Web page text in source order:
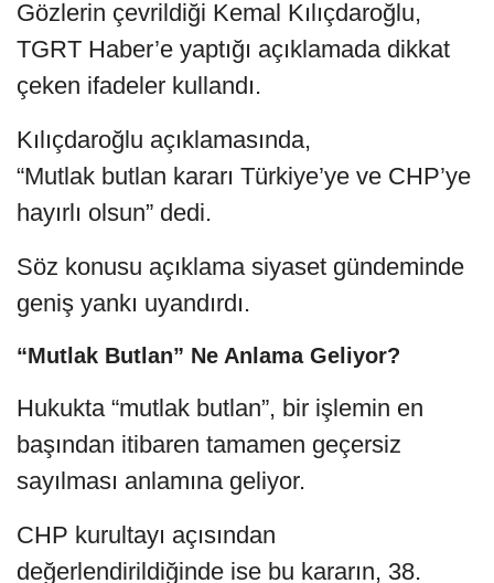
Gözlerin çevrildiği Kemal Kılıçdaroğlu,
TGRT Haber’e yaptığı açıklamada dikkat
çeken ifadeler kullandı.
Kılıçdaroğlu açıklamasında,
“Mutlak butlan kararı Türkiye’ye ve CHP’ye
hayırlı olsun” dedi.
Söz konusu açıklama siyaset gündeminde
geniş yankı uyandırdı.
“Mutlak Butlan” Ne Anlama Geliyor?
Hukukta “mutlak butlan”, bir işlemin en
başından itibaren tamamen geçersiz
sayılması anlamına geliyor.
CHP kurultayı açısından
değerlendirildiğinde ise bu kararın, 38.